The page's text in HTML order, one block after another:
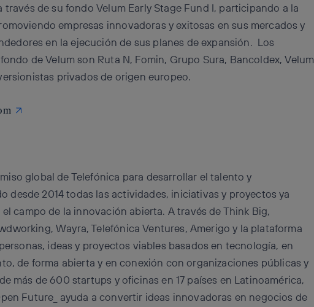
través de su fondo Velum Early Stage Fund I, participando a la
empresas innovadoras y exitosas en sus mercados y
en la ejecución de sus planes de expansión. Los
de Velum son Ruta N, Fomin, Grupo Sura, Bancoldex, Velum
privados de origen europeo.
global de Telefónica para desarrollar el talento y
desde 2014 todas las actividades, iniciativas y proyectos ya
campo de la innovación abierta. A través de Think Big,
Wayra, Telefónica Ventures, Amerigo y la plataforma
ideas y proyectos viables basados en tecnología, en
de forma abierta y en conexión con organizaciones públicas y
más de 600 startups y oficinas en 17 países en Latinoamérica,
Future_ ayuda a convertir ideas innovadoras en negocios de